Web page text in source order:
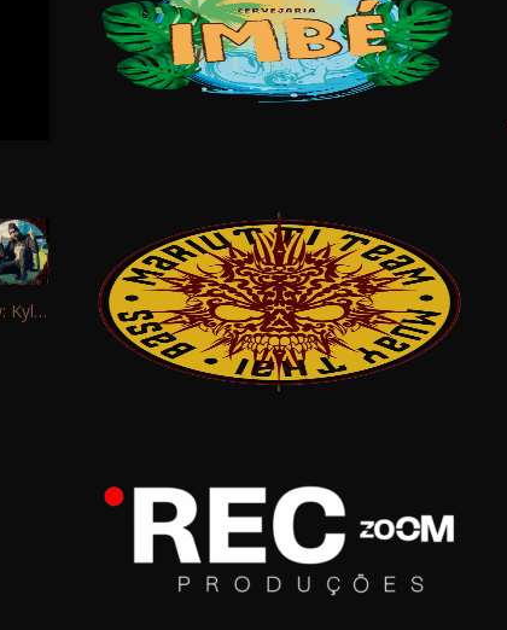
Interview: Kyle Schaefer (Fallujah)